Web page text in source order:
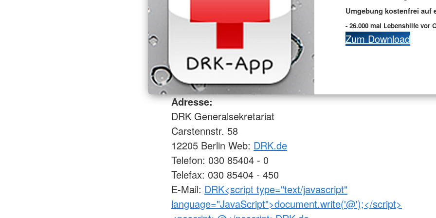
Umgebung kostenfrei auf
- 26.000 mal Lebenshilfe vor
Zum Download
Adresse:
DRK Generalsekretariat
Carstennstr. 58
12205 Berlin Web: DRK.de
Telefon: 030 85404 - 0
Telefax: 030 85404 - 450
E-Mail: DRK<script type="text/javascript"
language="JavaScript">document.write('@');</script>